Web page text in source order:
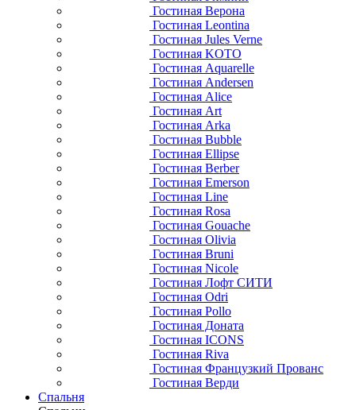
Гостиная Верона
Гостиная Leontina
Гостиная Jules Verne
Гостиная KOTO
Гостиная Aquarelle
Гостиная Andersen
Гостиная Alice
Гостиная Art
Гостиная Arka
Гостиная Bubble
Гостиная Ellipse
Гостиная Berber
Гостиная Emerson
Гостиная Line
Гостиная Rosa
Гостиная Gouache
Гостиная Olivia
Гостиная Bruni
Гостиная Nicole
Гостиная Лофт СИТИ
Гостиная Odri
Гостиная Pollo
Гостиная Доната
Гостиная ICONS
Гостиная Riva
Гостиная Французкий Прованс
Гостиная Верди
Спальня